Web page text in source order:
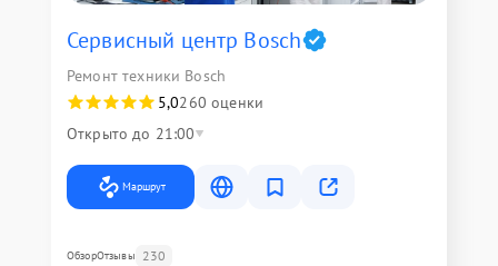
Сервисный центр Bosch
Ремонт техники Bosch
5,0260 оценки
Открыто до 21:00
Маршрут
ОбзорОтзывы 230